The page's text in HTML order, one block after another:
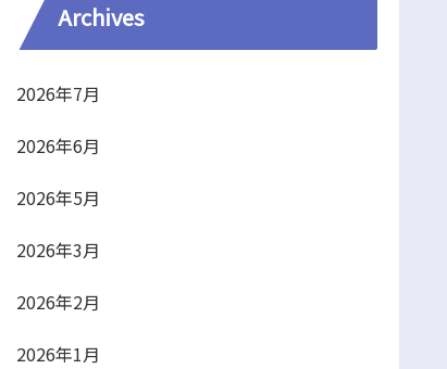
Archives
2026年7月
2026年6月
2026年5月
2026年3月
2026年2月
2026年1月